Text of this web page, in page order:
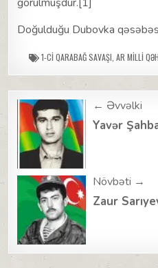
Doğulduğu Dubovka
1-CI QARABAĞ SAVAŞI AR MILLI
Post
navigation
← Əvvəlki
Yavər
Növbəti →
Zaur